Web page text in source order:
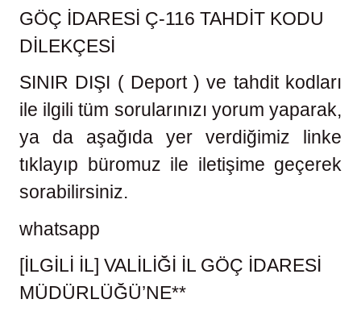
GÖÇ İDARESİ Ç-116 TAHDİT KODU
DİLEKÇESİ
SINIR DIŞI ( Deport ) ve tahdit kodları
ile ilgili tüm sorularınızı yorum yaparak,
ya da aşağıda yer verdiğimiz linke
tıklayıp büromuz ile iletişime geçerek
sorabilirsiniz.
whatsapp
[İLGİLİ İL] VALİLİĞİ İL GÖÇ İDARESİ
MÜDÜRLÜĞÜ’NE**